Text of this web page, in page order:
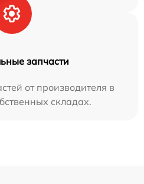
запчасти
от производителя в
складах.